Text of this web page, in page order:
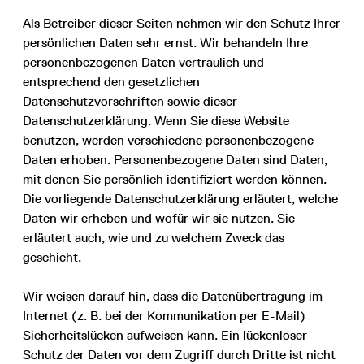
Als Betreiber dieser Seiten nehmen wir den Schutz Ihrer
persönlichen Daten sehr ernst. Wir behandeln Ihre
personenbezogenen Daten vertraulich und
entsprechend den gesetzlichen
Datenschutzvorschriften sowie dieser
Datenschutzerklärung. Wenn Sie diese Website
benutzen, werden verschiedene personenbezogene
Daten erhoben. Personenbezogene Daten sind Daten,
mit denen Sie persönlich identifiziert werden können.
Die vorliegende Datenschutzerklärung erläutert, welche
Daten wir erheben und wofür wir sie nutzen. Sie
erläutert auch, wie und zu welchem Zweck das
geschieht.
Wir weisen darauf hin, dass die Datenübertragung im
Internet (z. B. bei der Kommunikation per E-Mail)
Sicherheitslücken aufweisen kann. Ein lückenloser
Schutz der Daten vor dem Zugriff durch Dritte ist nicht